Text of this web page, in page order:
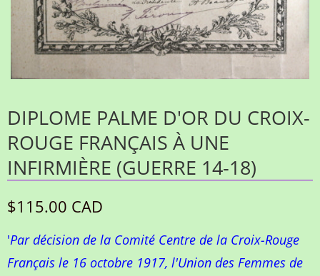
DIPLOME PALME D'OR DU CROIX-
ROUGE FRANÇAIS À UNE
INFIRMIÈRE (GUERRE 14-18)
$115.00 CAD
'Par décision de la Comité Centre de la Croix-Rouge
Français le 16 octobre 1917, l'Union des Femmes de